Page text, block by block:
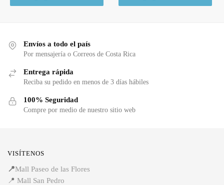
Envíos a todo el país
Por mensajería o Correos de Costa Rica
Entrega rápida
Reciba su pedido en menos de 3 días hábiles
100% Seguridad
Compre por medio de nuestro sitio web
VISÍTENOS
📍Mall Paseo de las Flores
📍 Mall San Pedro